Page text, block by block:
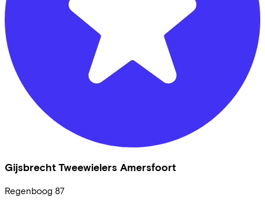
Gijsbrecht Tweewielers Amersfoort
Regenboog 87